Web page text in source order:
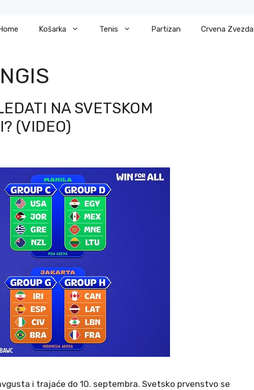
Košarka Tenis Partizan Crvena Zvezda
NA SVETSKOM
(VIDEO)
i trajaće do 10. septembra. Svetsko prvenstvo se